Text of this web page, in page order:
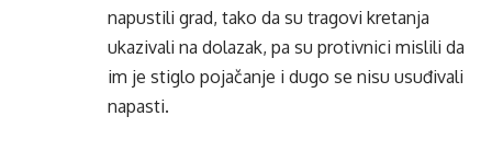
napustili grad, tako da su tragovi kretanja
ukazivali na dolazak, pa su protivnici mislili da
im je stiglo pojačanje i dugo se nisu usuđivali
napasti.